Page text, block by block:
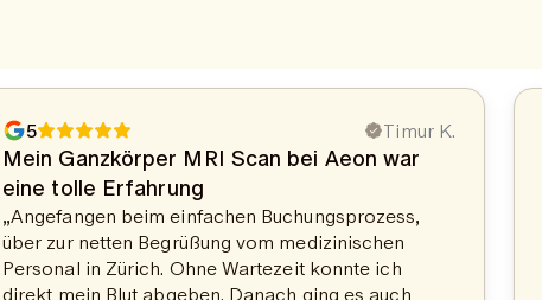
5 Timur K.
Mein Ganzkörper MRI Scan bei Aeon war
eine tolle Erfahrung
„Angefangen beim einfachen Buchungsprozess,
über zur netten Begrüßung vom medizinischen
Personal in Zürich. Ohne Wartezeit konnte ich
direkt mein Blut abgeben. Danach ging es auch